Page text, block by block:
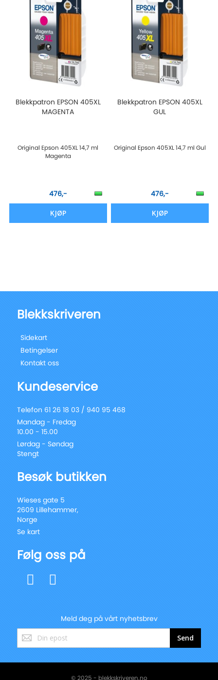
Blekkpatron EPSON 405XL
MAGENTA
Original Epson 405XL 14,7 ml
Magenta
476,-
KJØP
Blekkpatron EPSON 405XL
GUL
Original Epson 405XL 14,7 ml Gul
476,-
KJØP
Blekkskriveren
Sidekart
Betingelser
Kontakt oss
Kundeservice
Telefon 61 26 18 03 / 940 95 468
Mandag - Fredag
10.00 - 15.00
Lørdag - Søndag
Stengt
Besøk butikken
Wieses gate 5
2609 Lillehammer,
Norge
Se kart
Følg oss på
Meld deg på vårt nyhetsbrev
Registrer
deg
vårt
Send
© 2025 - blekkskriveren.no